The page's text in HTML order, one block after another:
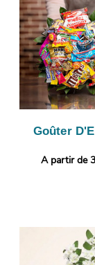
Goûter
A partir de